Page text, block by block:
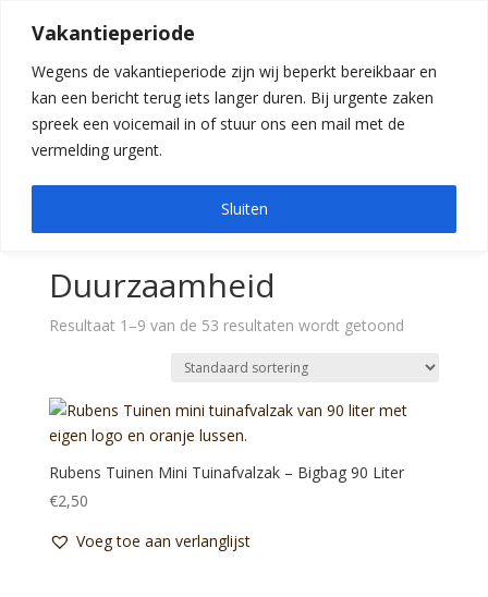
Vakantieperiode
Wegens de vakantieperiode zijn wij beperkt bereikbaar en
kan een bericht terug iets langer duren. Bij urgente zaken
spreek een voicemail in of stuur ons een mail met de
vermelding urgent.
Sluiten
Winkel
Home»Duurzaamheid
Duurzaamheid
Resultaat 1–9 van de 53 resultaten wordt getoond
Rubens Tuinen Mini Tuinafvalzak – Bigbag 90 Liter
€2,50
Voeg toe aan verlanglijst